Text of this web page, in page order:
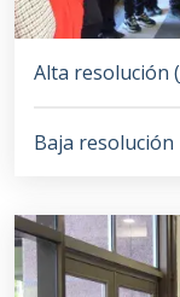
Alta resolución (
Baja resolución